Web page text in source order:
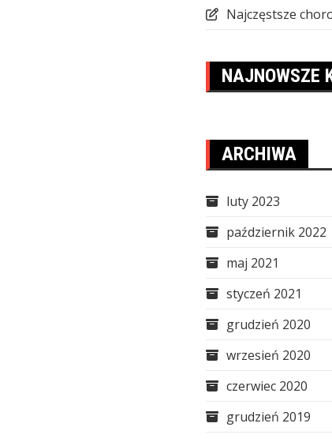
Najczęstsze
NAJNOWSZE
ARCHIWA
luty 2023
październik 2022
maj 2021
styczeń 2021
grudzień 2020
wrzesień 2020
czerwiec 2020
grudzień 2019